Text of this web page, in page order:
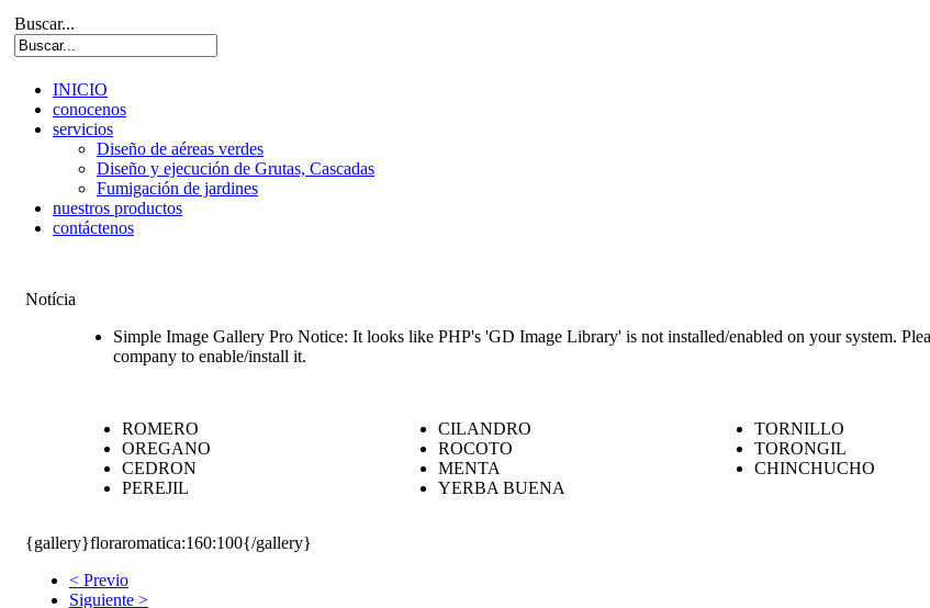
Buscar...
INICIO
conocenos
servicios
Diseño de aéreas verdes
Diseño y ejecución de Grutas, Cascadas
Fumigación de jardines
nuestros productos
contáctenos
Notícia
Simple Image Gallery Pro Notice: It looks like PHP's 'GD Image Library' is not installed/enabled on your system.
company to enable/install it.
ROMERO
OREGANO
CEDRON
PEREJIL
CILANDRO
ROCOTO
MENTA
YERBA BUENA
TORNILLO
TORONGIL
CHINCHUCHO
{gallery}floraromatica:160:100{/gallery}
< Previo
Siguiente >